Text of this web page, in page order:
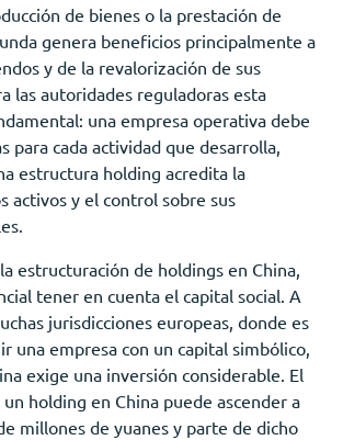
de bienes o la prestación de
genera beneficios principalmente a
y de la revalorización de sus
las autoridades reguladoras esta
una empresa operativa debe
para cada actividad que desarrolla,
estructura holding acredita la
activos y el control sobre sus
estructuración de holdings en China,
tener en cuenta el capital social. A
jurisdicciones europeas, donde es
una empresa con un capital simbólico,
exige una inversión considerable. El
holding en China puede ascender a
millones de yuanes y parte de dicho